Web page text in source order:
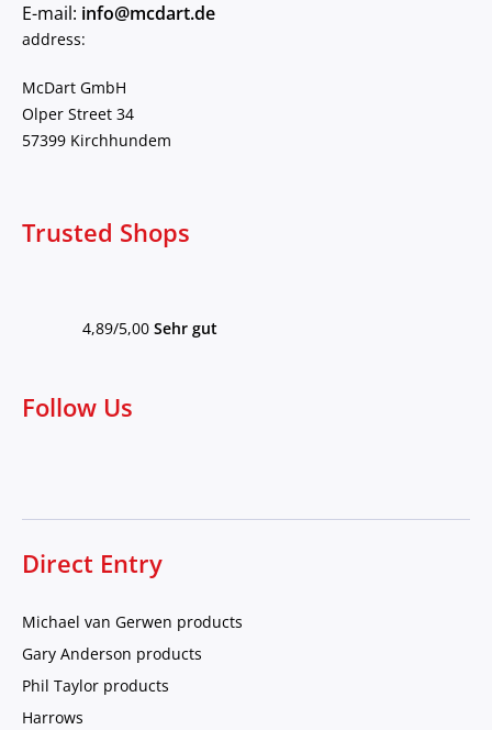
E-mail: info@mcdart.de
address:
McDart GmbH
Olper Street 34
57399 Kirchhundem
Trusted Shops
4,89/5,00 Sehr gut
Follow Us
Direct Entry
Michael van Gerwen products
Gary Anderson products
Phil Taylor products
Harrows